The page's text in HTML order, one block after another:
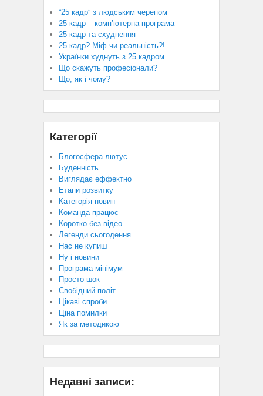
“25 кадр” з людським черепом
25 кадр – комп’ютерна програма
25 кадр та схуднення
25 кадр? Міф чи реальність?!
Українки худнуть з 25 кадром
Що скажуть професіонали?
Що, як і чому?
Категорії
Блогосфера лютує
Буденність
Виглядає еффектно
Етапи розвитку
Категорія новин
Команда працює
Коротко без відео
Легенди сьогодення
Нас не купиш
Ну і новини
Програма мінімум
Просто шок
Свобідний політ
Цікаві спроби
Ціна помилки
Як за методикою
Недавні записи: